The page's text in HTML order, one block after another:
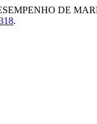
DE
.